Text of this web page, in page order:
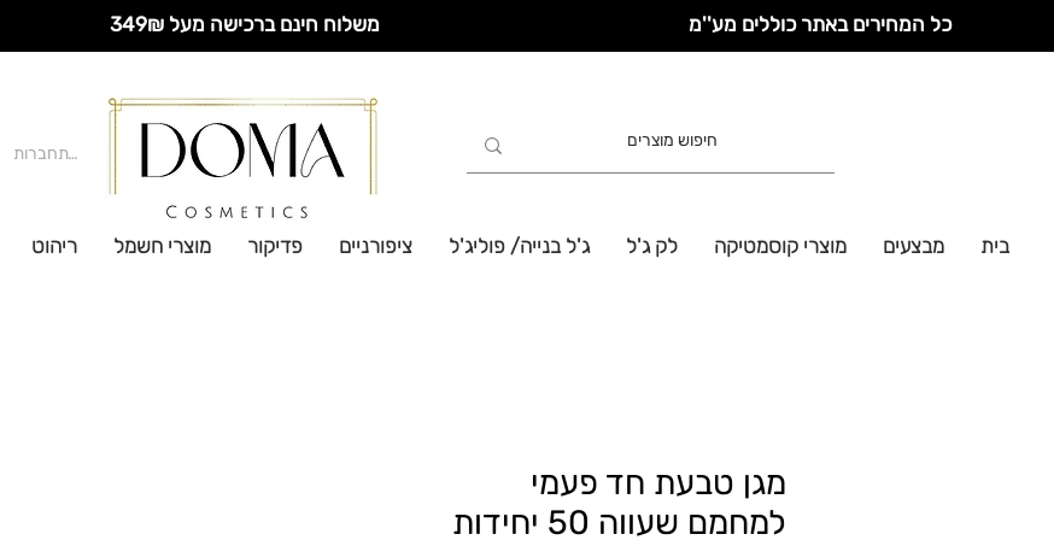
משלוח חינם ברכישה מעל 349₪ כל המחירים באתר כוללים מע''מ
להתחברות
בית מבצעים מוצרי קוסמטיקה לק ג'ל ג'ל בנייה/ פוליג'ל ציפורניים פדיקור מוצרי חשמל ריהוט
מגן טבעת חד פעמי
למחמם שעווה 50 יחידות